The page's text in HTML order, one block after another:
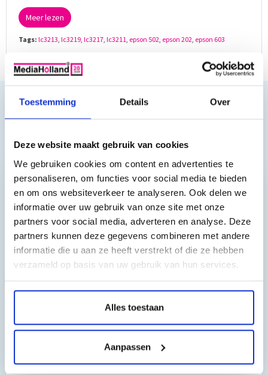
Toestemming Details Over
Deze website maakt gebruik van cookies
We gebruiken cookies om content en advertenties te
personaliseren, om functies voor social media te bieden
en om ons websiteverkeer te analyseren. Ook delen we
informatie over uw gebruik van onze site met onze
partners voor social media, adverteren en analyse. Deze
partners kunnen deze gegevens combineren met andere
informatie die u aan ze heeft verstrekt of die ze hebben
verzameld op basis van uw gebruik van hun services.
Alles toestaan
Aanpassen
Meer lezen
Tags: lc3213, lc3219, lc3217, lc3211, epson 502, epson 202, epson 603
MediaHolland® Blog
Het MediaHolland® Blog Houdt u op de hoogte van het
productupdates en nieuwe realeases te informeren. Wij
plaatsen ook geregeld...
Reviews van klanten…
”Prima geregeld. ”
Gauke Wijnmaalen
8/10
Frans Thiemann